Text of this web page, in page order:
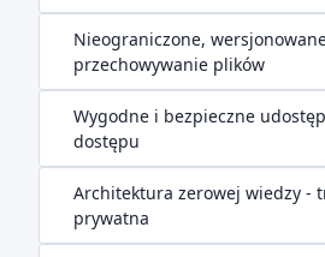
Nieograniczone,
przechowywanie plików
Wygodne i bezpieczne
dostępu
Architektura zerowej wiedzy -
prywatna